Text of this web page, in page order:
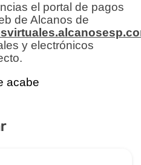
el portal de pagos
de Alcanos de
y electrónicos
acabe